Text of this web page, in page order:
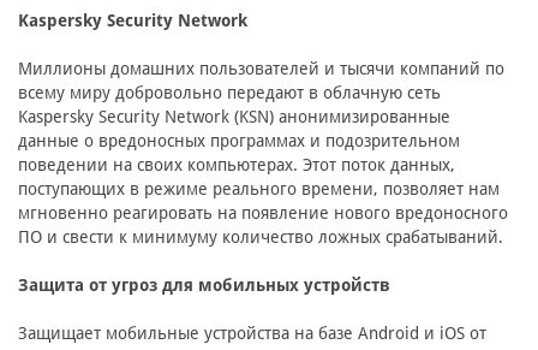
Kaspersky Security Network
Миллионы домашних пользователей и тысячи компаний по
всему миру добровольно передают в облачную сеть
Kaspersky Security Network (KSN) анонимизированные
данные о вредоносных программах и подозрительном
поведении на своих компьютерах. Этот поток данных,
поступающих в режиме реального времени, позволяет нам
мгновенно реагировать на появление нового вредоносного
ПО и свести к минимуму количество ложных срабатываний.
Защита от угроз для мобильных устройств
Защищает мобильные устройства на базе Android и iOS от